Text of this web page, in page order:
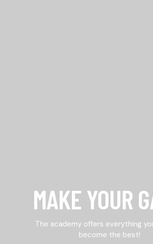
MAKE YOUR
The academy offers everything
become the best!